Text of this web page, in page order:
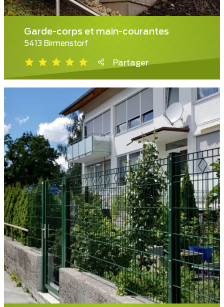
Garde-corps et main-courantes
5413 Birmenstorf
Partager